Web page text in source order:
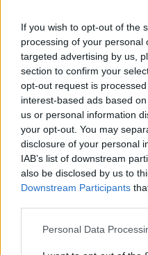
If you wish to opt-out of the
processing of your personal
targeted advertising by us,
section to confirm your
opt-out request is
interest-based ads based
us or personal information
your opt-out. You may
disclosure of your personal
IAB’s list of downstream
also be disclosed by us to
Downstream Participants
Personal Data